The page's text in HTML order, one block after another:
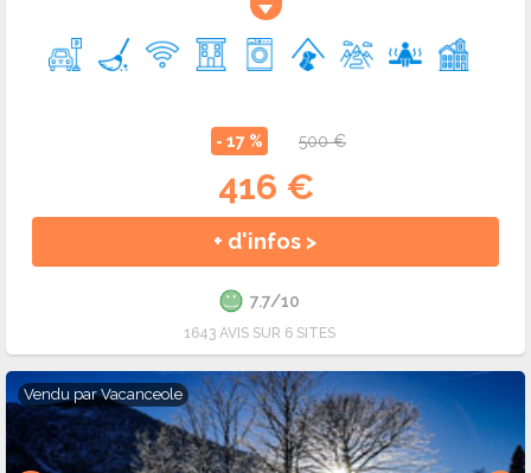
- 17 % 500 €
416 €
+ d'infos >
7.7/10
1643 AVIS SUR 6 SITES
Vendu parVacanceole